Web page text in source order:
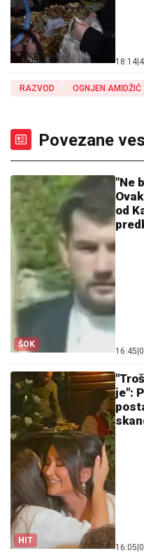
18:14|
RAZVOD OGNJEN AMIDŽIĆ
Povezane
ŠOK
"Ne
od
16:45|0
HIT
je":
16:05|0